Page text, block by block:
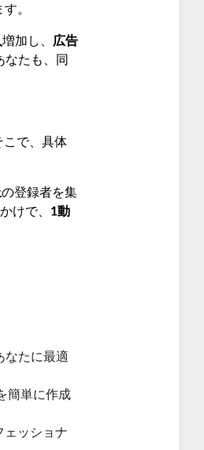
。
増加し、 広告
なたも、同
こで、具体
の登録者を集
けで、 1動
なたに最適
簡単に作成
ェッショナ